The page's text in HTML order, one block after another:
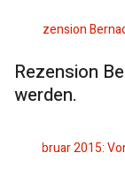
Rezension
werden.